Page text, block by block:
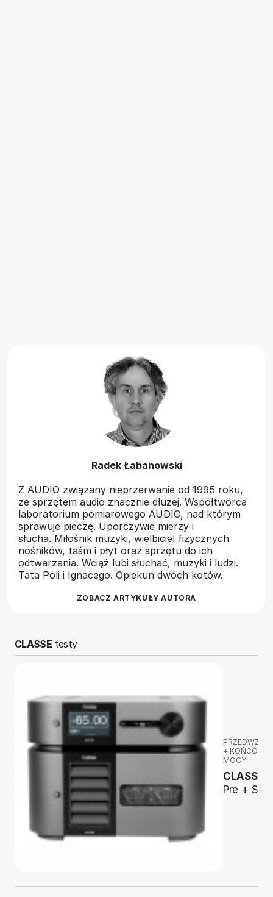
Radek Łabanowski
Z AUDIO związany nieprzerwanie od 1995 roku,
ze sprzętem audio znacznie dłużej. Współtwórca
laboratorium pomiarowego AUDIO, nad którym
sprawuje pieczę. Uporczywie mierzy i
słucha. Miłośnik muzyki, wielbiciel fizycznych
nośników, taśm i płyt oraz sprzętu do ich
odtwarzania. Wciąż lubi słuchać, muzyki i ludzi.
Tata Poli i Ignacego. Opiekun dwóch kotów.
ZOBACZ ARTYKUŁY AUTORA
CLASSE testy
+
MOCY
CLASSE
Pre +